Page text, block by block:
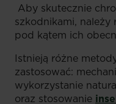
Aby skutecznie
szkodnikami,
pod kątem ich
Istnieją różne
zastosować:
wykorzystanie
oraz stosowanie